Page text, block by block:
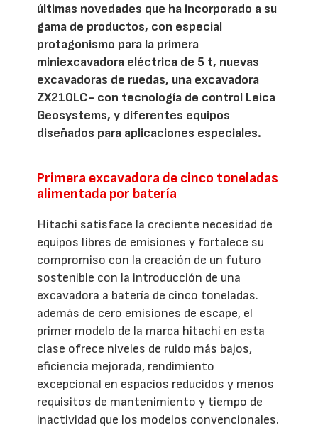
últimas novedades que ha incorporado a su
gama de productos, con especial
protagonismo para la primera
miniexcavadora eléctrica de 5 t, nuevas
excavadoras de ruedas, una excavadora
ZX210LC- con tecnología de control Leica
Geosystems, y diferentes equipos
diseñados para aplicaciones especiales.
Primera excavadora de cinco toneladas
alimentada por batería
Hitachi satisface la creciente necesidad de
equipos libres de emisiones y fortalece su
compromiso con la creación de un futuro
sostenible con la introducción de una
excavadora a batería de cinco toneladas.
además de cero emisiones de escape, el
primer modelo de la marca hitachi en esta
clase ofrece niveles de ruido más bajos,
eficiencia mejorada, rendimiento
excepcional en espacios reducidos y menos
requisitos de mantenimiento y tiempo de
inactividad que los modelos convencionales.